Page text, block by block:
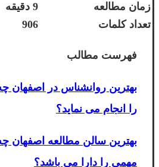
زمان مطالعه
9 دقیقه
تعداد کلمات
906
فهرست مطالب
بهترین روانشناس در اصفهان
را انجام می نماید؟
بهترین سالن مطالعه اصفهان
مهمی را دارا می باشد؟